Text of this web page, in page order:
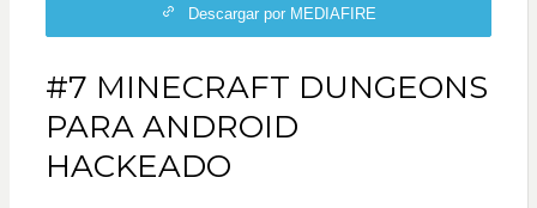
Descargar por MEDIAFIRE
#7 MINECRAFT DUNGEONS
PARA ANDROID
HACKEADO